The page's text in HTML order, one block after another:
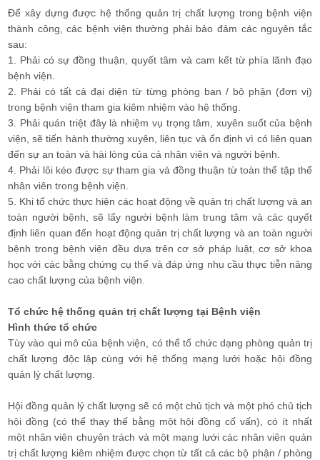
Để xây dựng được hệ thống quản trị chất lượng trong bệnh viện
thành công, các bệnh viện thường phải bảo đảm các nguyên tắc
sau:
1. Phải có sự đồng thuận, quyết tâm và cam kết từ phía lãnh đạo
bệnh viện.
2. Phải có tất cả đại diện từ từng phòng ban / bộ phận (đơn vị)
trong bệnh viện tham gia kiêm nhiệm vào hệ thống.
3. Phải quán triệt đây là nhiệm vụ trọng tâm, xuyên suốt của bệnh
viện, sẽ tiến hành thường xuyên, liên tục và ổn định vì có liên quan
đến sự an toàn và hài lòng của cả nhân viên và người bệnh.
4. Phải lôi kéo được sự tham gia và đồng thuận từ toàn thể tập thể
nhân viên trong bệnh viện.
5. Khi tổ chức thực hiện các hoạt động về quản trị chất lượng và an
toàn người bệnh, sẽ lấy người bệnh làm trung tâm và các quyết
định liên quan đến hoạt động quản trị chất lượng và an toàn người
bệnh trong bệnh viện đều dựa trên cơ sở pháp luật, cơ sở khoa
học với các bằng chứng cụ thể và đáp ứng nhu cầu thực tiễn nâng
cao chất lượng của bệnh viện.
Tổ chức hệ thống quản trị chất lượng tại Bệnh viện
Hình thức tổ chức
Tùy vào qui mô của bệnh viện, có thể tổ chức dạng phòng quản trị
chất lượng độc lập cùng với hệ thống mạng lưới hoặc hội đồng
quản lý chất lượng.
Hội đồng quản lý chất lượng sẽ có một chủ tịch và một phó chủ tịch
hội đồng (có thể thay thế bằng một hội đồng cố vấn), có ít nhất
một nhân viên chuyên trách và một mạng lưới các nhân viên quản
trị chất lượng kiêm nhiệm được chọn từ tất cả các bộ phận / phòng